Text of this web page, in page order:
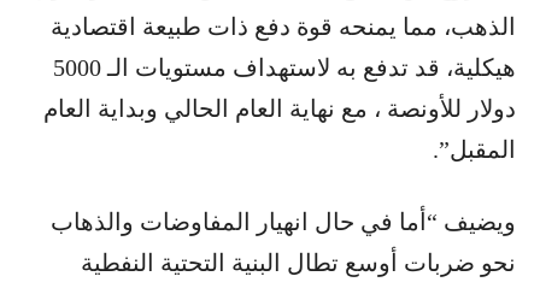
الذهب، مما يمنحه قوة دفع ذات طبيعة اقتصادية
هيكلية، قد تدفع به لاستهداف مستويات الـ 5000
دولار للأونصة ، مع نهاية العام الحالي وبداية العام
المقبل”.
ويضيف “أما في حال انهيار المفاوضات والذهاب
نحو ضربات أوسع تطال البنية التحتية النفطية